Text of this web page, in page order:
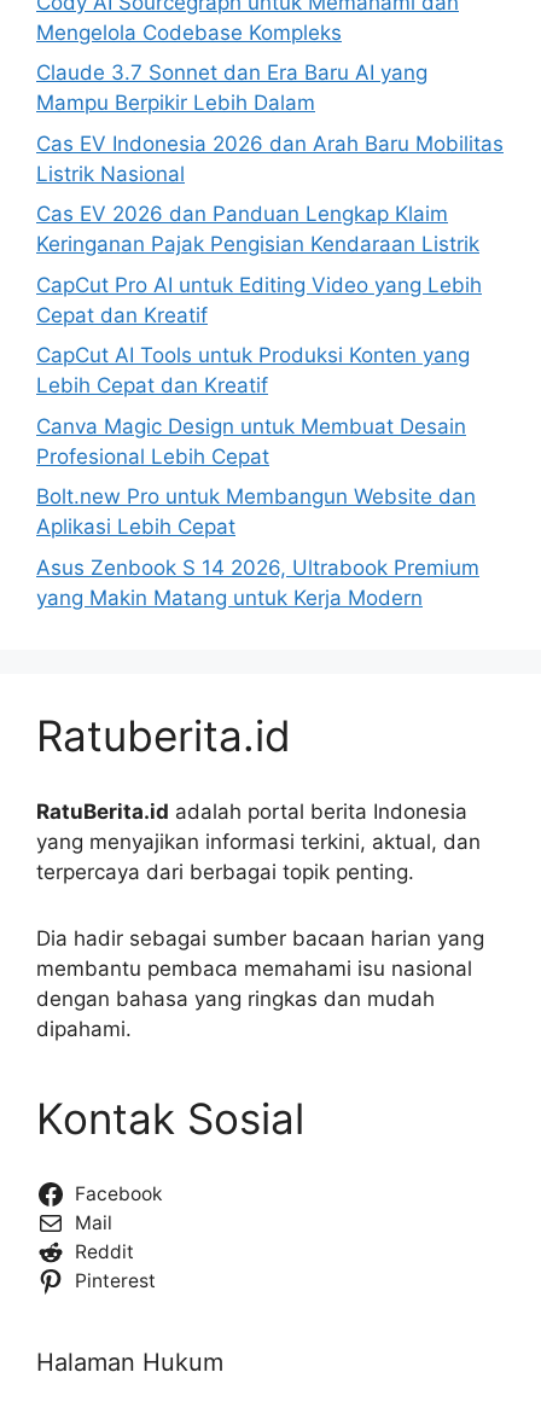
Mengelola Codebase Kompleks
Claude 3.7 Sonnet dan Era Baru AI yang
Mampu Berpikir Lebih Dalam
Cas EV Indonesia 2026 dan Arah Baru Mobilitas
Listrik Nasional
Cas EV 2026 dan Panduan Lengkap Klaim
Keringanan Pajak Pengisian Kendaraan Listrik
CapCut Pro AI untuk Editing Video yang Lebih
Cepat dan Kreatif
CapCut AI Tools untuk Produksi Konten yang
Lebih Cepat dan Kreatif
Canva Magic Design untuk Membuat Desain
Profesional Lebih Cepat
Bolt.new Pro untuk Membangun Website dan
Aplikasi Lebih Cepat
Asus Zenbook S 14 2026, Ultrabook Premium
yang Makin Matang untuk Kerja Modern
Ratuberita.id
RatuBerita.id adalah portal berita Indonesia
yang menyajikan informasi terkini, aktual, dan
terpercaya dari berbagai topik penting.
Dia hadir sebagai sumber bacaan harian yang
membantu pembaca memahami isu nasional
dengan bahasa yang ringkas dan mudah
dipahami.
Kontak Sosial
Facebook
Mail
Reddit
Pinterest
Halaman Hukum